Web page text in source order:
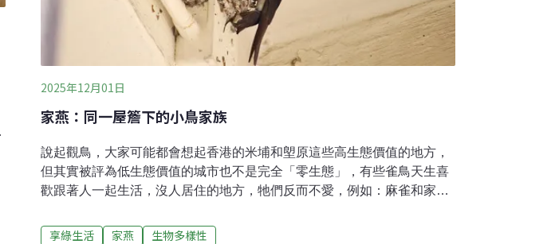
2025年12月01日
家燕：同一屋簷下的小鳥家族
說起觀鳥，大家可能都會想起香港的米埔和塱原這些高生態價值的地方，
但其實被評為低生態價值的城市也不是完全「零生態」，有些雀鳥天生喜
歡跟著人一起生活，沒人居住的地方，牠們反而不愛，例如：麻雀和家
來，不讓人看見。但家燕則不同，不會向人討吃，但卻會在民居屋簷下，
享綠生活 家燕 生物多樣性